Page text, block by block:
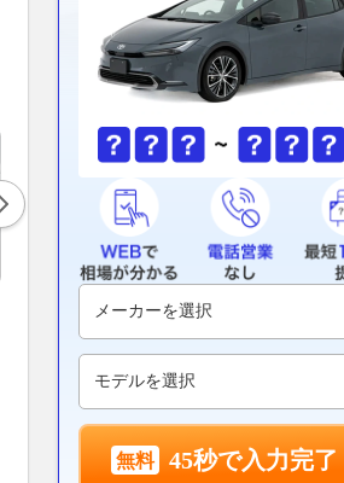
エネルギー管理を”自己学習”す
る現代F1パワーユニット。複
雑すぎて人間では最適なコント
ロールはできない？？
小椋藍
進出「休
掴みに
45秒で入力完了